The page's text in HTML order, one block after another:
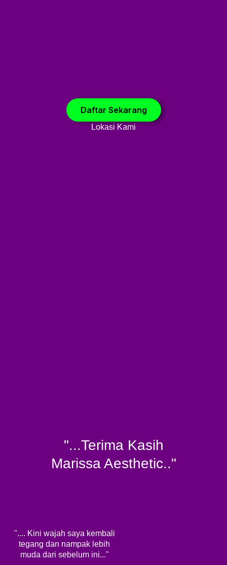
Daftar Sekarang
Lokasi Kami
"...Terima Kasih
Marissa Aesthetic.."
".... Kini wajah saya kembali
tegang dan nampak lebih
muda dari sebelum ini..."